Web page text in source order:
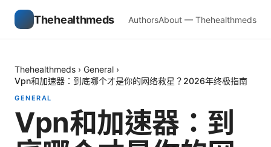
Thehealthmeds AuthorsAbout — Thehealthmeds
Thehealthmeds › General ›
Vpn和加速器：到底哪个才是你的网络救星？2026年终极指南
GENERAL
Vpn和加速器：到